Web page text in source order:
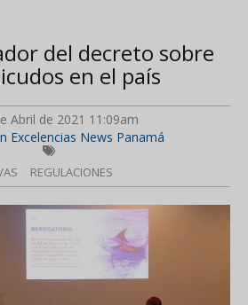
del decreto sobre
en el país
Abril de 2021 11:09am
Excelencias News Panamá
REGULACIONES